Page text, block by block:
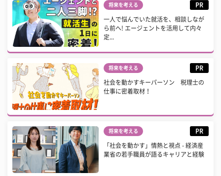
将来を考える PR
一人で悩んでいた就活を、相談しなが
ら前へ! エージェントを活用して内々
定...
将来を考える PR
社会を動かすキーパーソン 税理士の
仕事に密着取材！
将来を考える PR
「社会を動かす」情熱と視点 - 経済産
業省の若手職員が語るキャリアと経験